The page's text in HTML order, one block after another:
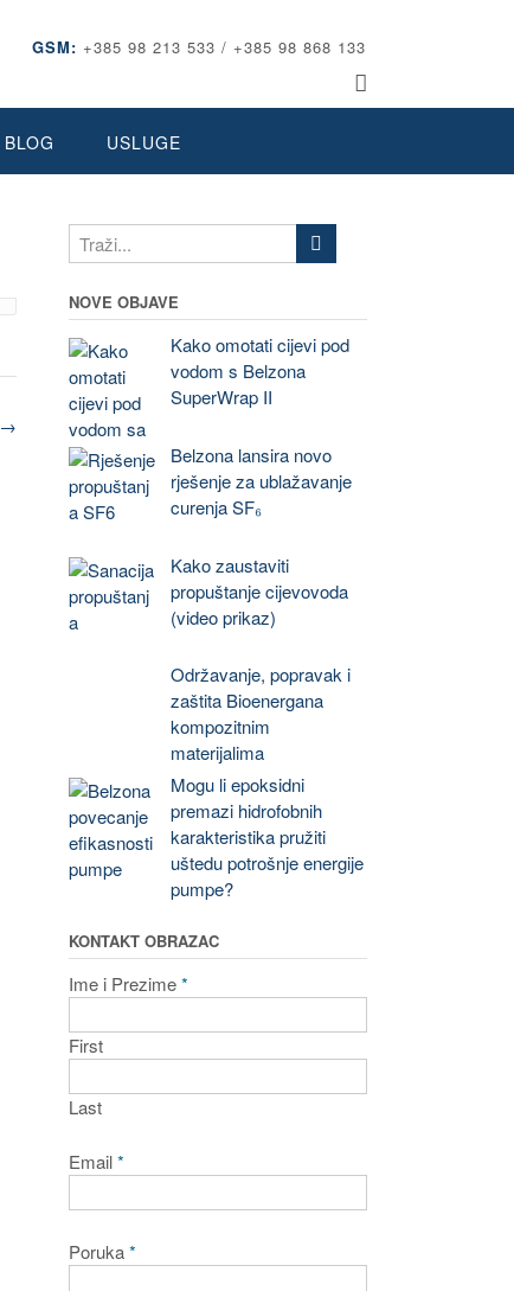
GSM: +385 98 213 533 / +385 98 868 133
BLOG USLUGE
→
NOVE OBJAVE
Kako omotati cijevi pod
vodom s Belzona
SuperWrap II
Belzona lansira novo
rješenje za ublažavanje
curenja SF₆
Kako zaustaviti
propuštanje cijevovoda
(video prikaz)
Održavanje, popravak i
zaštita Bioenergana
kompozitnim
materijalima
Mogu li epoksidni
premazi hidrofobnih
karakteristika pružiti
uštedu potrošnje energije
pumpe?
KONTAKT OBRAZAC
Ime i Prezime*
First
Last
Email*
Poruka*